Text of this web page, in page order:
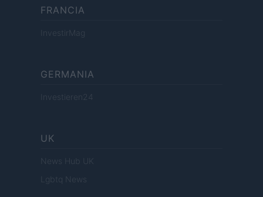
FRANCIA
InvestirMag
GERMANIA
Investieren24
UK
News Hub UK
Lgbtq News